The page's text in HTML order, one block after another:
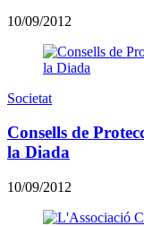
10/09/2012
Societat
Consells de
la Diada
10/09/2012